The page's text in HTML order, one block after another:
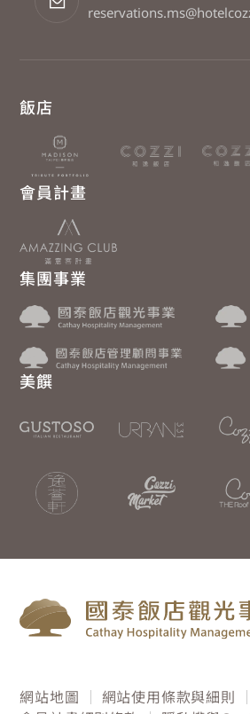
飯店
會員計畫
集團事業
美饌
網站地圖
網站使用條款與細則